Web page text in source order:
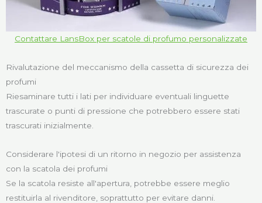
Contattare LansBox per scatole di profumo personalizzate
Rivalutazione del meccanismo della cassetta di sicurezza dei
profumi
Riesaminare tutti i lati per individuare eventuali linguette
trascurate o punti di pressione che potrebbero essere stati
trascurati inizialmente.
Considerare l'ipotesi di un ritorno in negozio per assistenza
con la scatola dei profumi
Se la scatola resiste all'apertura, potrebbe essere meglio
restituirla al rivenditore, soprattutto per evitare danni.